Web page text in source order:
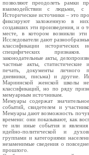
позволяют преодолеть рамки
взаимодействии с людьми, с
Исторические источники – это
фиксируют заложенную в
создавших эти произведения, и о
месте, в котором возникли
Исследователи дают
классификации
специфических
законодательные акты,
частные акты, статистические
печать, документы личного
дневники, письма) и другие.
Мариинской женской школы
классификаций, но по ряду
мемуарным источникам.
Мемуары содержат
событий, свидетелем и
Мемуары дают возможность
времени: они показывают, как
те или иные события и явления
идейно-политической и
группами и категориями
незаменимые сведения о
прошлого.